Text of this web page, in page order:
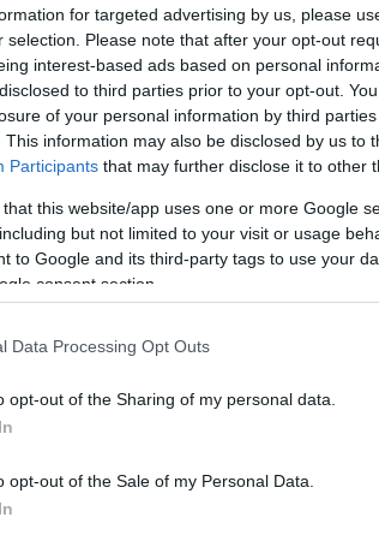
for targeted advertising by us, please
selection. Please note that after your opt-out
interest-based ads based on personal
to third parties prior to your opt-out.
of your personal information by third
This information may also be disclosed by us to
Participants that may further disclose it to other
that this website/app uses one or more Google
but not limited to your visit or usage
to Google and its third-party tags to use your
consent section.
Data Processing Opt Outs
opt-out of the Sharing of my personal data.
opt-out of the Sale of my Personal Data.
nem tudod
kattints!